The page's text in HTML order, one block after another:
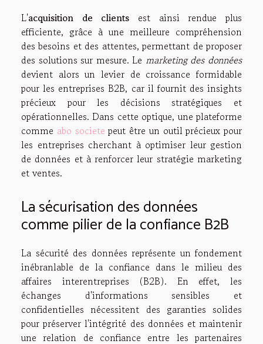
L'acquisition de clients est ainsi rendue plus
efficiente, grâce à une meilleure compréhension
des besoins et des attentes, permettant de proposer
des solutions sur mesure. Le marketing des données
devient alors un levier de croissance formidable
pour les entreprises B2B, car il fournit des insights
précieux pour les décisions stratégiques et
opérationnelles. Dans cette optique, une plateforme
comme abo societe peut être un outil précieux pour
les entreprises cherchant à optimiser leur gestion
de données et à renforcer leur stratégie marketing
et ventes.
La sécurisation des données
comme pilier de la confiance B2B
La sécurité des données représente un fondement
inébranlable de la confiance dans le milieu des
affaires interentreprises (B2B). En effet, les
échanges d'informations sensibles et
confidentielles nécessitent des garanties solides
pour préserver l'intégrité des données et maintenir
une relation de confiance entre les partenaires